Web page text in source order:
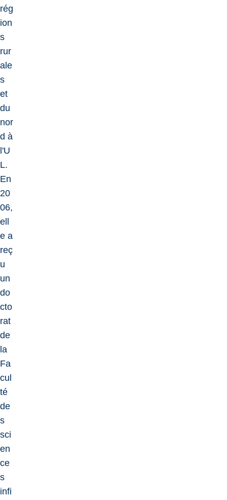
rég
ion
s
rur
ale
s
et
du
nor
d à
l'U
L.
En
20
06,
ell
e a
reç
u
un
do
cto
rat
de
la
Fa
cul
té
de
s
sci
en
ce
s
infi